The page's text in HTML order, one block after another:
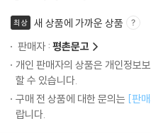
최상
새 상품에 가까운 상품
판매자 : 평촌문고
개인 판매자의 상품은 개인정보
할 수 있습니다.
구매 전 상품에 대한 문의는 [판
랍니다.